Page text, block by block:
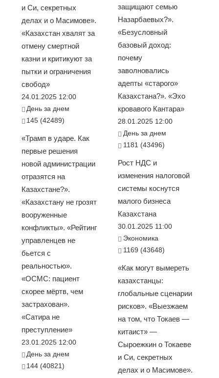
и Си, секретных
делах и о Масимове».
«Казахстан хвалят за
отмену смертной
казни и критикуют за
пытки и ограничения
свобод»
24.01.2025 12:00
День за днем
145 (42489)
«Трамп в ударе. Как
первые решения
новой администрации
отразятся на
Казахстане?».
«Казахстану не грозят
вооруженные
конфликты». «Рейтинг
управленцев не
бьется с
реальностью».
«ОСМС: пациент
скорее мёртв, чем
застрахован».
«Сатира не
преступление»
23.01.2025 12:00
День за днем
144 (40821)
защищают семью
Назарбаевых?».
«Безусловный
базовый доход:
почему
заволновались
адепты «старого»
Казахстана?». «Эхо
кровавого Кантара»
28.01.2025 12:00
День за днем
1181 (43496)
Рост НДС и
изменения налоговой
системы коснутся
малого бизнеса
Казахстана
30.01.2025 11:00
Экономика
1169 (43648)
«Как могут вымереть
казахстанцы:
глобальные сценарии
рисков». «Выезжаем
на том, что Токаев —
китаист» —
Сыроежкин о Токаеве
и Си, секретных
делах и о Масимове».